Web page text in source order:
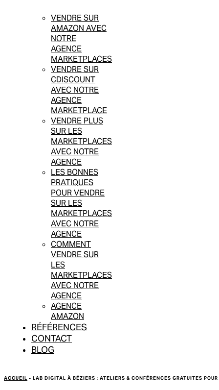
VENDRE SUR
AMAZON AVEC
NOTRE
AGENCE
MARKETPLACES
VENDRE SUR
CDISCOUNT
AVEC NOTRE
AGENCE
MARKETPLACE
VENDRE PLUS
SUR LES
MARKETPLACES
AVEC NOTRE
AGENCE
LES BONNES
PRATIQUES
POUR VENDRE
SUR LES
MARKETPLACES
AVEC NOTRE
AGENCE
COMMENT
VENDRE SUR
LES
MARKETPLACES
AVEC NOTRE
AGENCE
AGENCE
AMAZON
RÉFÉRENCES
CONTACT
BLOG
ACCUEIL - LAB DIGITAL À BÉZIERS : ATELIERS & CONFÉRENCES GRATUITES